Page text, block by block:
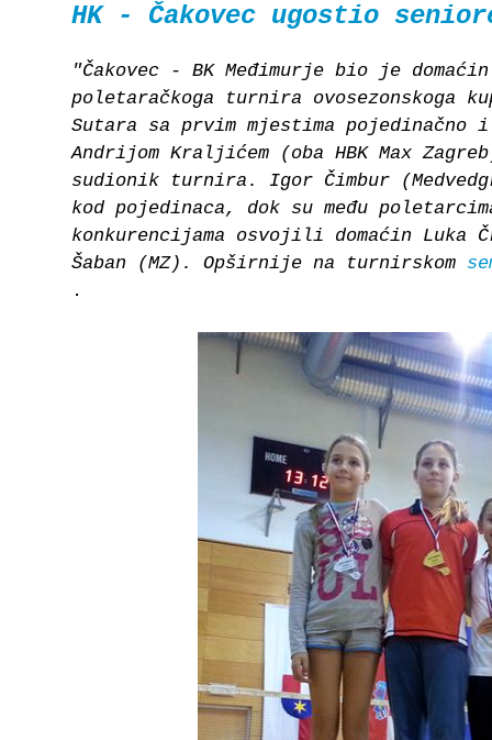
HK - Čakovec ugostio
"Čakovec - BK Međimurje bio je
poletaračkoga turnira ovosezonskoga
Sutara sa prvim mjestima pojedinačno i
Andrijom Kraljićem (oba HBK Max
sudionik turnira. Igor Čimbur
kod pojedinaca, dok su među
konkurencijama osvojili domaćin Luka
Šaban (MZ). Opširnije na turnirskom
.